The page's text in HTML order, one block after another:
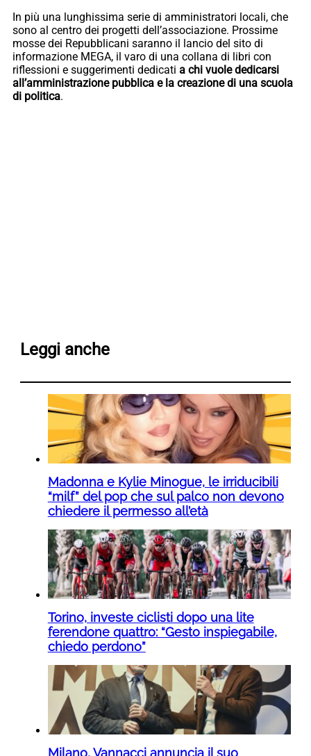
In più una lunghissima serie di amministratori locali, che
sono al centro dei progetti dell’associazione. Prossime
mosse dei Repubblicani saranno il lancio del sito di
informazione MEGA, il varo di una collana di libri con
riflessioni e suggerimenti dedicati a chi vuole dedicarsi
all’amministrazione pubblica e la creazione di una scuola
di politica.
Leggi anche
Madonna e Kylie Minogue, le irriducibili
“milf” del pop che sul palco non devono
chiedere il permesso all’età
Torino, investe ciclisti dopo una lite
ferendone quattro: “Gesto inspiegabile,
chiedo perdono”
Milano, Vannacci annuncia il suo